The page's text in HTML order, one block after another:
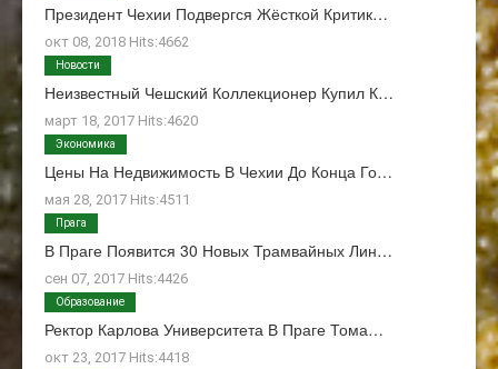
Президент Чехии Подвергся Жёсткой Критик…
окт 08, 2018 Hits:4662
Неизвестный Чешский Коллекционер Купил К…
март 18, 2017 Hits:4620
Новости
Цены На Недвижимость В Чехии До Конца Го…
мая 28, 2017 Hits:4511
Экономика
В Праге Появится 30 Новых Трамвайных Лин…
сен 07, 2017 Hits:4426
Прага
Ректор Карлова Университета В Праге Тома…
окт 23, 2017 Hits:4418
Образование